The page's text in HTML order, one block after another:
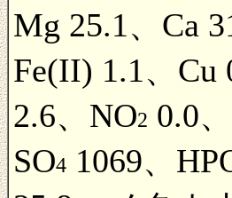
Mg 25.1、Ca
Fe(II) 1.1、Cu
2.6、NO2 0.0
SO4 1069、